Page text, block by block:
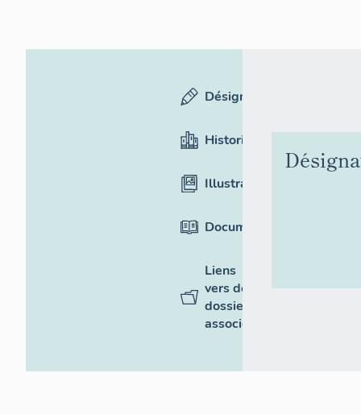
Désignation
Historique
Illustrations
Documentation
Liens
vers des
dossiers
associés